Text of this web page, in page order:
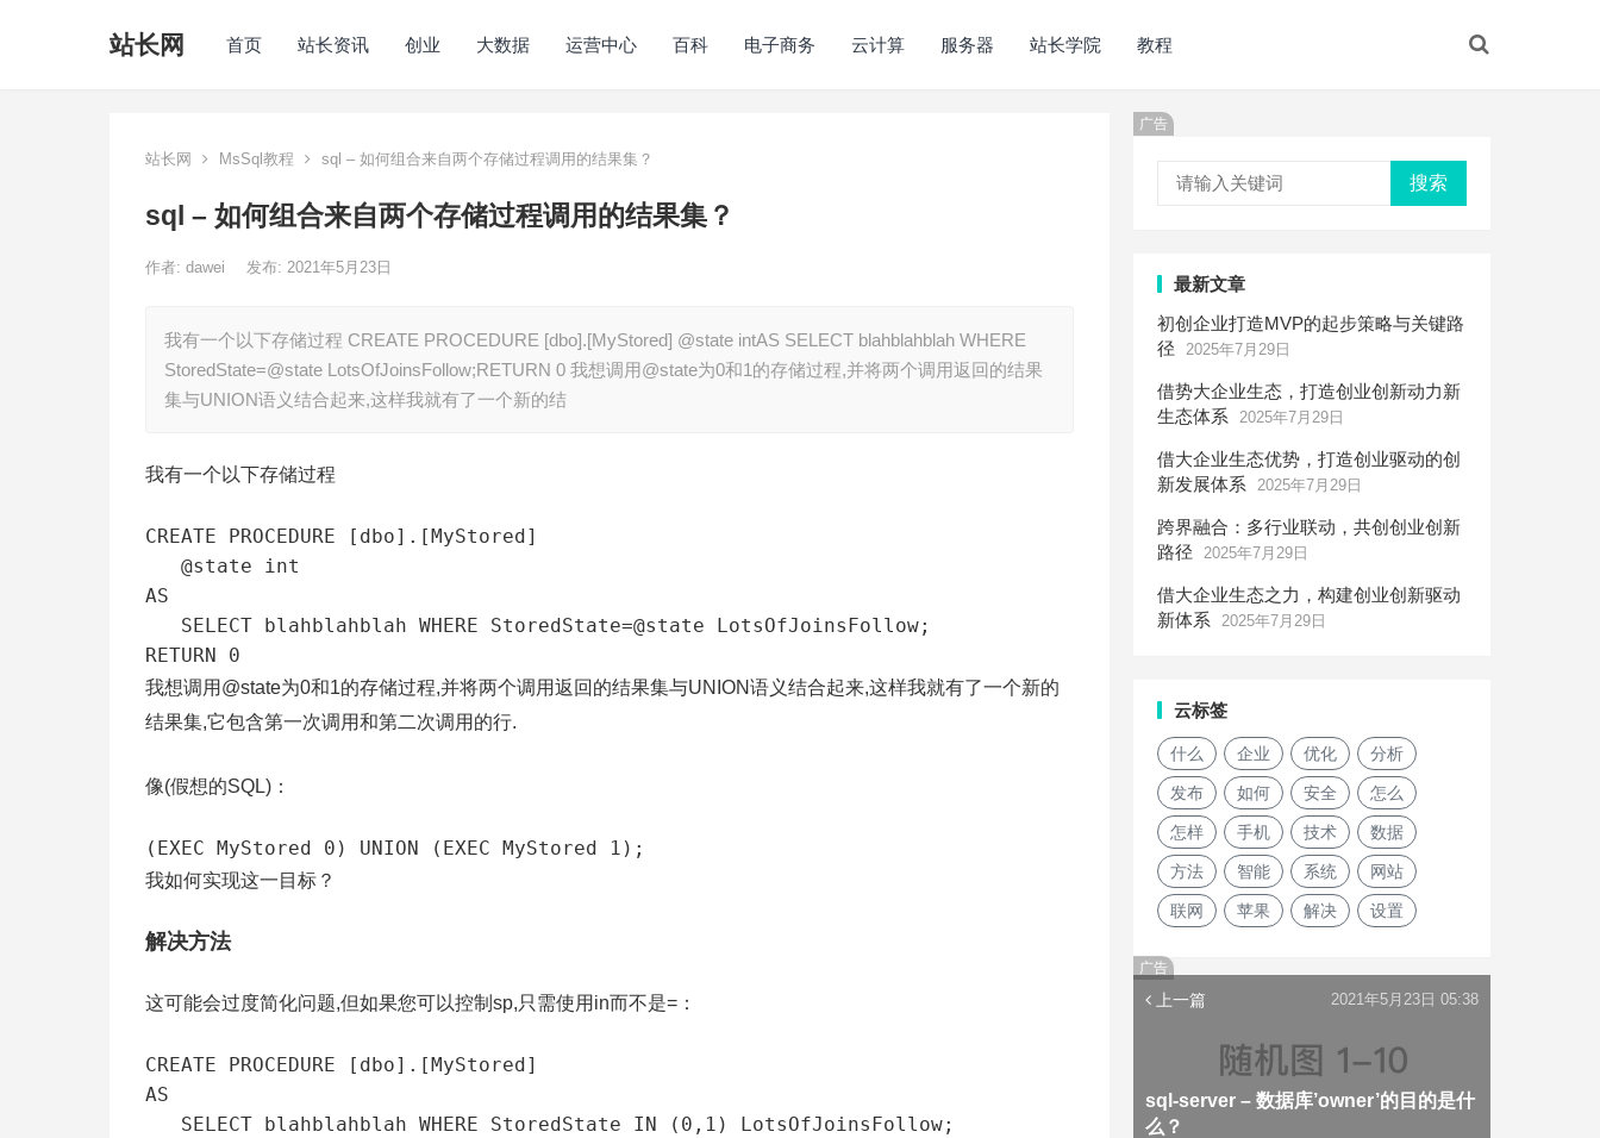
站长网 首页 站长资讯 创业 大数据 运营中心 百科 电子商务 云计算 服务器 站长学院 教程
站长网 MsSql教程 sql – 如何组合来自两个存储过程调用的结果集？
sql – 如何组合来自两个存储过程调用的结果集？
作者: dawei 发布: 2021年5月23日
我有一个以下存储过程 CREATE PROCEDURE [dbo].[MyStored] @state intAS SELECT blahblahblah WHERE
StoredState=@state LotsOfJoinsFollow;RETURN 0 我想调用@state为0和1的存储过程,并将两个调用返回的结果
集与UNION语义结合起来,这样我就有了一个新的结
我有一个以下存储过程
CREATE PROCEDURE [dbo].[MyStored]
AS
RETURN 0
我想调用@state为0和1的存储过程,并将两个调用返回的结果集与UNION语义结合起来,这样我就有了一个新的
结果集,它包含第一次调用和第二次调用的行.
像(假想的SQL)：
(EXEC MyStored 0) UNION (EXEC MyStored 1);
我如何实现这一目标？
解决方法
这可能会过度简化问题,但如果您可以控制sp,只需使用in而不是=：
CREATE PROCEDURE [dbo].[MyStored]
AS
广告
搜索
最新文章
初创企业打造MVP的起步策略与关键路
径
2025年7月29日
借势大企业生态，打造创业创新动力新
生态体系
2025年7月29日
借大企业生态优势，打造创业驱动的创
新发展体系
2025年7月29日
跨界融合：多行业联动，共创创业创新
路径
2025年7月29日
借大企业生态之力，构建创业创新驱动
新体系
2025年7月29日
云标签
什么 企业 优化 分析
发布 如何 安全 怎么
怎样 手机 技术 数据
方法 智能 系统 网站
联网 苹果 解决 设置
广告
上一篇
sql-server – 数据库’owner’的目的是什
么？
2021年5月23日 05:38